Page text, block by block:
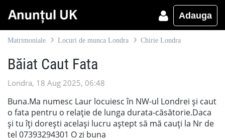
Adauga
Matrimoniale Locuri de munca Londra Chirie Londra
Băiat Caut Fata
Londra, 18 Aug 2025, 06:48
Buna.Ma numesc Laur locuiesc în NW-ul Londrei și caut
o fata pentru o relație de lunga durata-căsătorie.Daca
și tu îți dorești același lucru aștept să mă cauți la Nr de
tel 07393294301 O zi buna